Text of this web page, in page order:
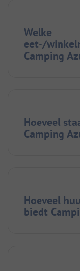
Welke
eet-/
Camping
Hoeveel
Camping
Hoeveel
biedt